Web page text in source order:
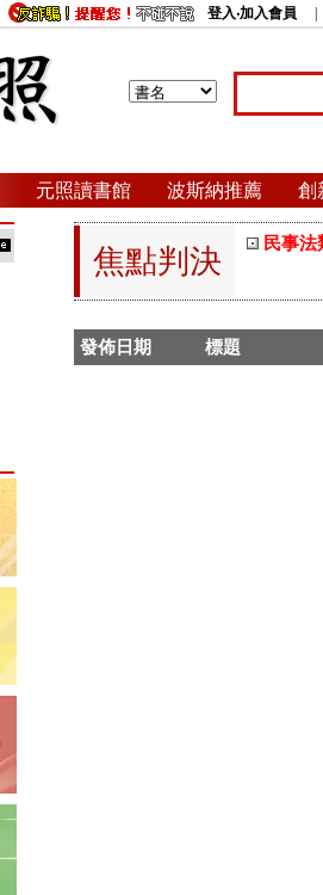
登入‧加入會員
元照讀書館 波斯納推薦 創
焦點判決 民事法
發佈日期 標題